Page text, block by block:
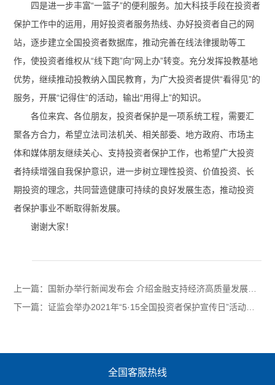
四是进一步丰富“一篮子”的便利服务。加大科技手段在投资者
保护工作中的运用，用好投资者服务热线、办好投资者自己的网
站，逐步建立全国投资者数据库，推动完善在线法律援助等工
作，使投资者维权从“线下跑”向“网上办”转变。充分发挥投教基地
优势，继续推动投教纳入国民教育，为广大投资者提供“看得见”的
服务，开展“记得住”的活动，输出“用得上”的知识。
各位来宾、各位朋友，投资者保护是一项系统工程，需要汇
聚各方合力，希望立法司法机关、相关部委、地方政府、市场主
体和媒体朋友继续关心、支持投资者保护工作，也希望广大投资
者持续增强自我保护意识，进一步树立理性投资、价值投资、长
期投资的理念，共同营造健康可持续的良好发展生态，推动投资
者保护事业不断取得新发展。
谢谢大家！
上一篇：
国新办举行新闻发布会 介绍金融支持经济高质量发展有关情况
下一篇：证监会举办2021年“5·15全国投资者保护宣传日”活动【转载】
全国客服热线